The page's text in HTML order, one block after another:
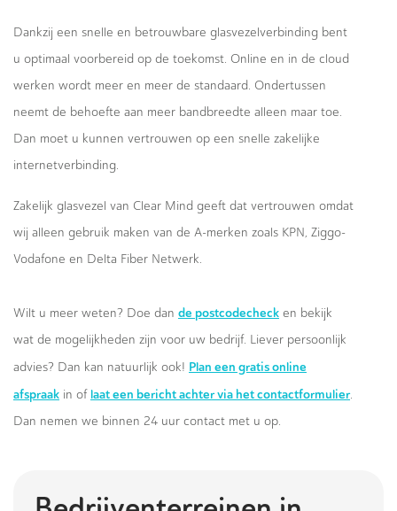
Dankzij een snelle en betrouwbare glasvezelverbinding bent
u optimaal voorbereid op de toekomst. Online en in de cloud
werken wordt meer en meer de standaard. Ondertussen
neemt de behoefte aan meer bandbreedte alleen maar toe.
Dan moet u kunnen vertrouwen op een snelle zakelijke
internetverbinding.
Zakelijk glasvezel van Clear Mind geeft dat vertrouwen omdat
wij alleen gebruik maken van de A-merken zoals KPN, Ziggo-
Vodafone en Delta Fiber Netwerk.
Wilt u meer weten? Doe dan de postcodecheck en bekijk
wat de mogelijkheden zijn voor uw bedrijf. Liever persoonlijk
advies? Dan kan natuurlijk ook! Plan een gratis online
afspraak in of laat een bericht achter via het contactformulier.
Dan nemen we binnen 24 uur contact met u op.